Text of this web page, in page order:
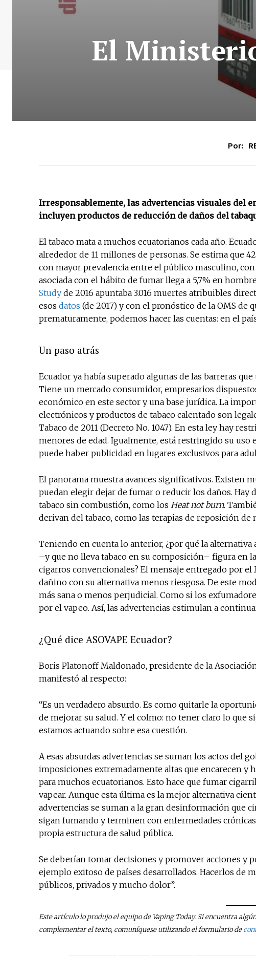
El
Por:
Irresponsablemente, las advertencias visuales del
incluyen productos de reducción de daños del
El tabaco mata a muchos ecuatorianos cada año.
alrededor de 11 millones de personas. Se estima que
con mayor prevalencia entre el público masculino,
asociada con el hábito de fumar llega a 5,7% en
Study de 2016 apuntaba 3.016 muertes atribuibles
esos datos (de 2017) y con el pronóstico de la OMS
prematuramente, podemos hacer las cuentas: en el
Un paso atrás
Ecuador ya había superado algunas de las barreras
Tiene un mercado consumidor, empresarios
económico en este sector y una base jurídica. La
electrónicos y productos de tabaco calentado son
Tabaco de 2011 (Decreto No. 1047). En esta ley hay
menores de edad. Igualmente, está restringido su
puede haber publicidad en lugares exclusivos para
El panorama muestra avances significativos. Existen
puedan elegir dejar de fumar o reducir los daños.
tabaco sin combustión, como los Heat not burn.
derivan del tabaco, como las terapias de reposición
Teniendo en cuenta lo anterior, ¿por qué la
–y que no lleva tabaco en su composición– figura en
cigarros convencionales? El mensaje entregado por
dañino con su alternativa menos riesgosa. De este
más sana o menos perjudicial. Como si los
por el vapeo. Así, las advertencias estimulan a
¿Qué dice ASOVAPE Ecuador?
Boris Platonoff Maldonado, presidente de la
manifestó al respecto:
“Es un verdadero absurdo. Es como quitarle la
de mejorar su salud. Y el colmo: no tener claro lo que
estamos actuando sobre esa cuestión.
A esas absurdas advertencias se suman los actos del
imposiciones extremadamente altas que encarecen y
para muchos ecuatorianos. Esto hace que fumar
vapear. Aunque esta última es la mejor alternativa
advertencias se suman a la gran desinformación que
sigan fumando y terminen con enfermedades
propia estructura de salud pública.
Se deberían tomar decisiones y promover acciones y
ejemplo exitoso de países desarrollados. Hacerlos de
públicos, privados y mucho dolor”.
Este artículo lo produjo el equipo de Vaping Today. Si encuentra
complementar el texto, comuníquese utilizando el formulario de